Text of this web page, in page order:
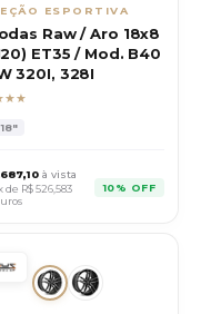
ESPORTIVA
Raw / Aro 18x8
ET35 / Mod. B40
320I, 328I
18"
à vista
de R$526,583
10% OFF